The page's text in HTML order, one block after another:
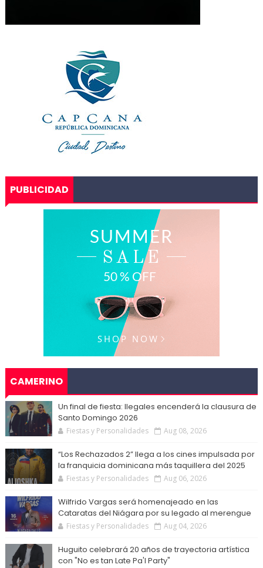
PUBLICIDAD
CAMERINO
Un final de fiesta: Ilegales encenderá la clausura de
Santo Domingo 2026
Fiestas y Personalidades Aug 08, 2026
“Los Rechazados 2” llega a los cines impulsada por
la franquicia dominicana más taquillera del 2025
Fiestas y Personalidades Aug 06, 2026
Wilfrido Vargas será homenajeado en las
Cataratas del Niágara por su legado al merengue
Fiestas y Personalidades Aug 04, 2026
Huguito celebrará 20 años de trayectoria artística
con "No es tan Late Pa'l Party"